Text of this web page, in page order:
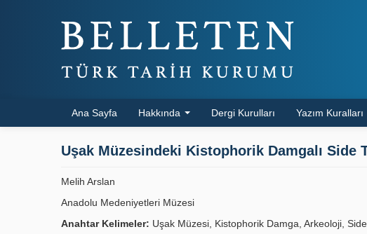
Ana Sayfa Hakkında Dergi Kurulları Yazım Kuralları
Uşak Müzesindeki Kistophorik Damgalı Side
Melih Arslan
Anadolu Medeniyetleri Müzesi
Anahtar Kelimeler: Uşak Müzesi, Kistophorik Damga, Arkeoloji,